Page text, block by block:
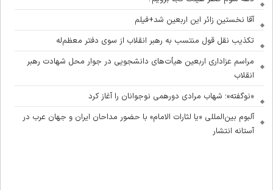
آقا نخستین زائر این اربعین شد+فیلم
تکذیب نقل قول منتسب به رهبر انقلاب از سوی دفتر معظم‌له
مراسم عزاداری اربعین هیأت‌های دانشجویی در جوار محل شهادت رهبر
انقلاب
«نوگفته»؛ شهاب مرادی دورهمی نوجوانان را آغاز کرد
آلبوم بین‌المللی «یا لثارات الامام» با حضور مداحان ایران و جهان عرب در
آستانه انتشار